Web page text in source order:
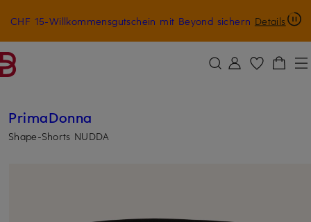
ZUM HAUPTINHALT ÜBERSPRINGEN ZUM SUCHFELD ÜBERSPRINGEN
CHF 15-Willkommensgutschein mit Beyond sichern Details
PrimaDonna
Shape-Shorts NUDDA